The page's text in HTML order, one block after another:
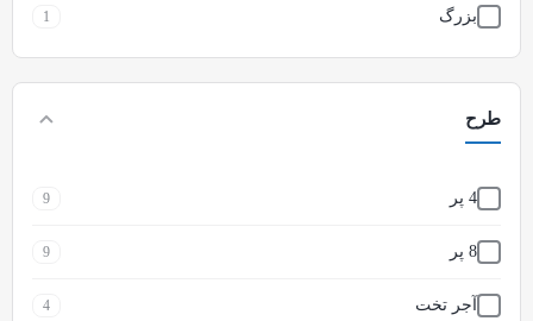
بزرگ 1
طرح
4 پر 9
8 پر 9
آجر تخت 4